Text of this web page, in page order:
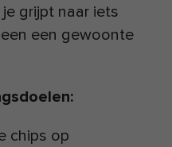
grijpt naar iets
een gewoonte
chips op